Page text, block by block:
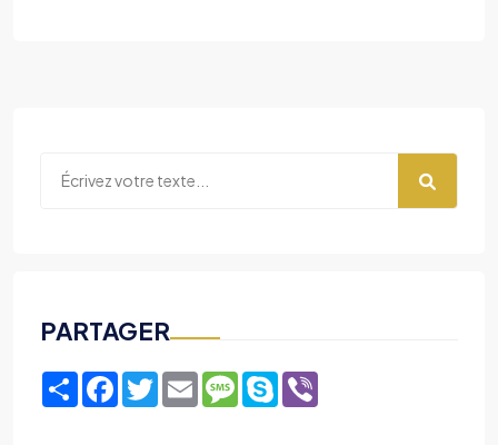
PARTAGER
ShareFacebook
TwitterEmailMessage
Skype